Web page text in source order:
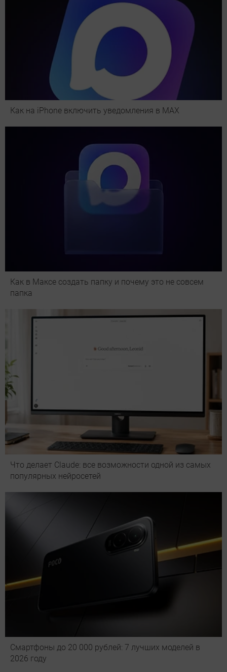
Как на iPhone включить уведомления в MAX
Как в Максе создать папку и почему это не совсем
папка
Что делает Сlaude: все возможности одной из самых
популярных нейросетей
Смартфоны до 20 000 рублей: 7 лучших моделей в
2026 году